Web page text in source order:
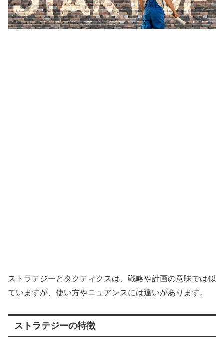
ストラテジーとタクティクスは、戦略や計画の意味では似
ていますが、使い方やニュアンスには違いがあります。
ストラテジーの特徴